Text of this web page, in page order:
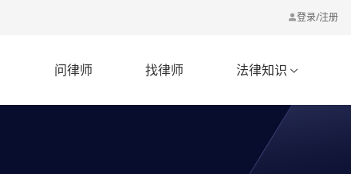
登录/注册
问律师 找律师 法律知识 